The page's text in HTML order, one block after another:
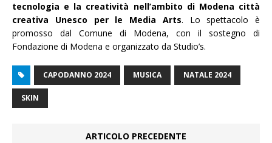
tecnologia e la creatività nell’ambito di Modena città
creativa Unesco
per le Media Arts. Lo spettacolo è
promosso dal Comune di Modena, con il sostegno di
Fondazione di Modena e organizzato da Studio’s.
CAPODANNO 2024 MUSICA NATALE 2024
SKIN
ARTICOLO PRECEDENTE